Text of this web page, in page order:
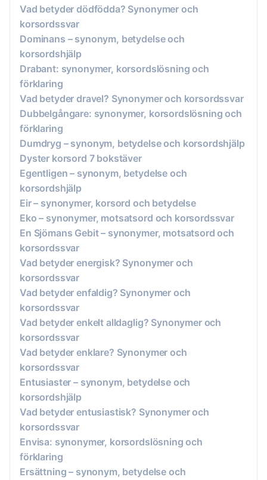
Vad betyder dödfödda? Synonymer och
korsordssvar
Dominans – synonym, betydelse och
korsordshjälp
Drabant: synonymer, korsordslösning och
förklaring
Vad betyder dravel? Synonymer och korsordssvar
Dubbelgångare: synonymer, korsordslösning och
förklaring
Dumdryg – synonym, betydelse och korsordshjälp
Dyster korsord 7 bokstäver
Egentligen – synonym, betydelse och
korsordshjälp
Eir – synonymer, korsord och betydelse
Eko – synonymer, motsatsord och korsordssvar
En Sjömans Gebit – synonymer, motsatsord och
korsordssvar
Vad betyder energisk? Synonymer och
korsordssvar
Vad betyder enfaldig? Synonymer och
korsordssvar
Vad betyder enkelt alldaglig? Synonymer och
korsordssvar
Vad betyder enklare? Synonymer och
korsordssvar
Entusiaster – synonym, betydelse och
korsordshjälp
Vad betyder entusiastisk? Synonymer och
korsordssvar
Envisa: synonymer, korsordslösning och
förklaring
Ersättning – synonym, betydelse och